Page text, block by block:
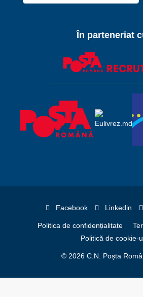
În parteneriat
Facebook Linkedin
Politica de confidențialitate
Politică de cookie-
© 2026 C.N. Poșta